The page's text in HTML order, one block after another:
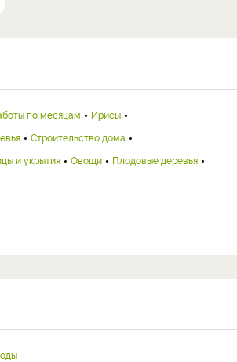
по месяцам
Ирисы
Строительство дома
и укрытия Овощи
Плодовые деревья